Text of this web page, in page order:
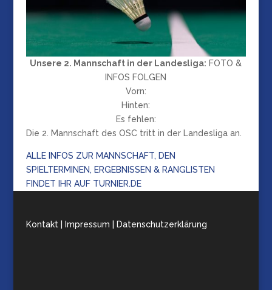
Unsere 2. Mannschaft in der Landesliga: FOTO &
INFOS FOLGEN
Vorn:
Hinten:
Es fehlen:
Die 2. Mannschaft des OSC tritt in der Landesliga an.
ALLE INFOS ZUR MANNSCHAFT, DEN
SPIELTERMINEN, ERGEBNISSEN & RANGLISTEN
FINDET IHR AUF TURNIER.DE
Kontakt | Impressum | Datenschutzerklärung